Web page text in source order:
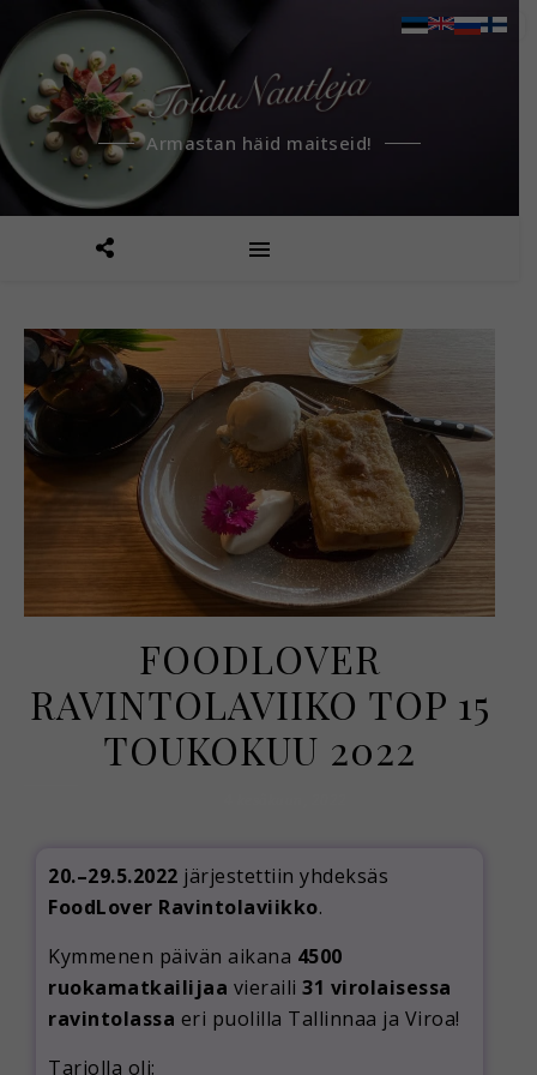
Armastan häid maitseid!
FOODLOVER
RAVINTOLAVIIKO TOP 15
TOUKOKUU 2022
20.–29.5.2022 järjestettiin yhdeksäs
FoodLover Ravintolaviikko.
Kymmenen päivän aikana 4500
ruokamatkailijaa vieraili 31 virolaisessa
ravintolassa eri puolilla Tallinnaa ja Viroa!
Tarjolla oli: